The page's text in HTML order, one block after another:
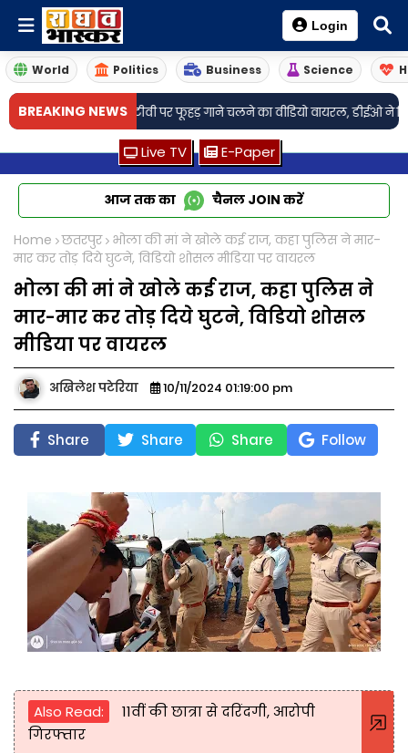
Login
World Politics Business Science
BREAKING NEWS
में टीवी पर फूहड़ गाने चलने का वीडियो वायरल, डीईओ ने दिए जांच के निर्देश•
Live TV E-Paper
आज तक का चैनल JOIN करें
Home छतरपुर भोला की मां ने खोले कई राज, कहा पुलिस ने मार-
मार कर तोड़ दिये घुटने, विडियो शोसल मीडिया पर वायरल
भोला की मां ने खोले कई राज, कहा पुलिस ने
मार-मार कर तोड़ दिये घुटने, विडियो शोसल
मीडिया पर वायरल
अखिलेश पटेरिया 10/11/2024 01:19:00 pm
Share Share Share Follow
Also Read:
11वीं की छात्रा से दरिंदगी, आरोपी
गिरफ्तार